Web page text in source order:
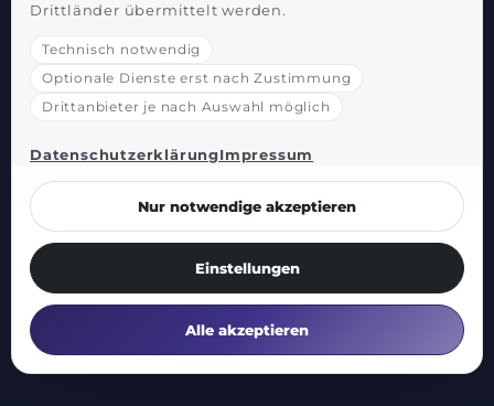
Drittländer übermittelt werden.
Technisch notwendig
Optionale Dienste erst nach Zustimmung
Drittanbieter je nach Auswahl möglich
DatenschutzerklärungImpressum
Nur notwendige akzeptieren
Einstellungen
Alle akzeptieren